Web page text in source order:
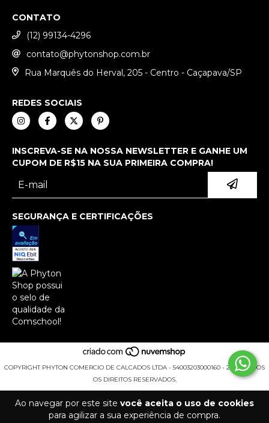
Ao navegar por este site você aceita o uso de cookies
para agilizar a sua experiência de compra.
CONTATO
(12) 99134-4296
contato@phytonshop.com.br
Rua Marquês do Herval, 205 - Centro - Caçapava/SP
REDES SOCIAIS
INSCREVA-SE NA NOSSA NEWSLETTER E GANHE UM
CUPOM DE R$15 NA SUA PRIMEIRA COMPRA!
SEGURANÇA E CERTIFICAÇÕES
COPYRIGHT PHYTON COMERCIO DE CALCADOS LTDA - 54003203000160 - 2026. TODOS
OS DIREITOS RESERVADOS.